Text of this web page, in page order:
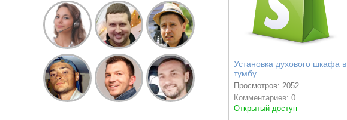
Установка духового шкафа в
тумбу
Просмотров: 2052
Комментариев: 0
Открытый доступ